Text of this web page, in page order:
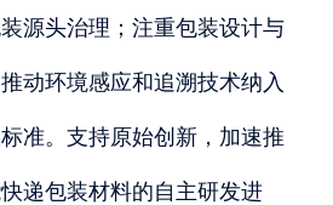
源头治理；注重包装设计与
动环境感应和追溯技术纳入
准。支持原始创新，加速推
递包装材料的自主研发进